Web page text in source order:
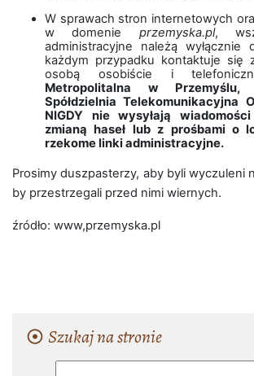
W sprawach stron internetowych
w domenie przemyska.pl,
administracyjne należą
każdym przypadku kontaktuje się
osobą osobiście i
Metropolitalna w Przemyślu,
Spółdzielnia Telekomunikacyjna
NIGDY nie wysyłają
zmianą haseł lub z prośbami o
rzekome linki administracyjne.
Prosimy duszpasterzy, aby byli wyczuleni
by przestrzegali przed nimi wiernych.
źródło: www,przemyska.pl
Szukaj na stronie